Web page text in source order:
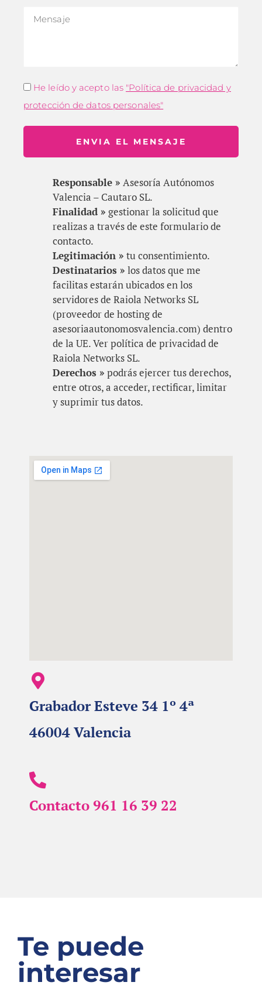
He leído y acepto las "Política de privacidad y
protección de datos personales"
ENVIA EL MENSAJE
Responsable » Asesoría Autónomos
Valencia – Cautaro SL.
Finalidad » gestionar la solicitud que
realizas a través de este formulario de
contacto.
Legitimación » tu consentimiento.
Destinatarios » los datos que me
facilitas estarán ubicados en los
servidores de Raiola Networks SL
(proveedor de hosting de
asesoriaautonomosvalencia.com) dentro
de la UE. Ver política de privacidad de
Raiola Networks SL.
Derechos » podrás ejercer tus derechos,
entre otros, a acceder, rectificar, limitar
y suprimir tus datos.
Grabador Esteve 34 1º 4ª
46004 Valencia
Contacto 961 16 39 22
Te puede
interesar